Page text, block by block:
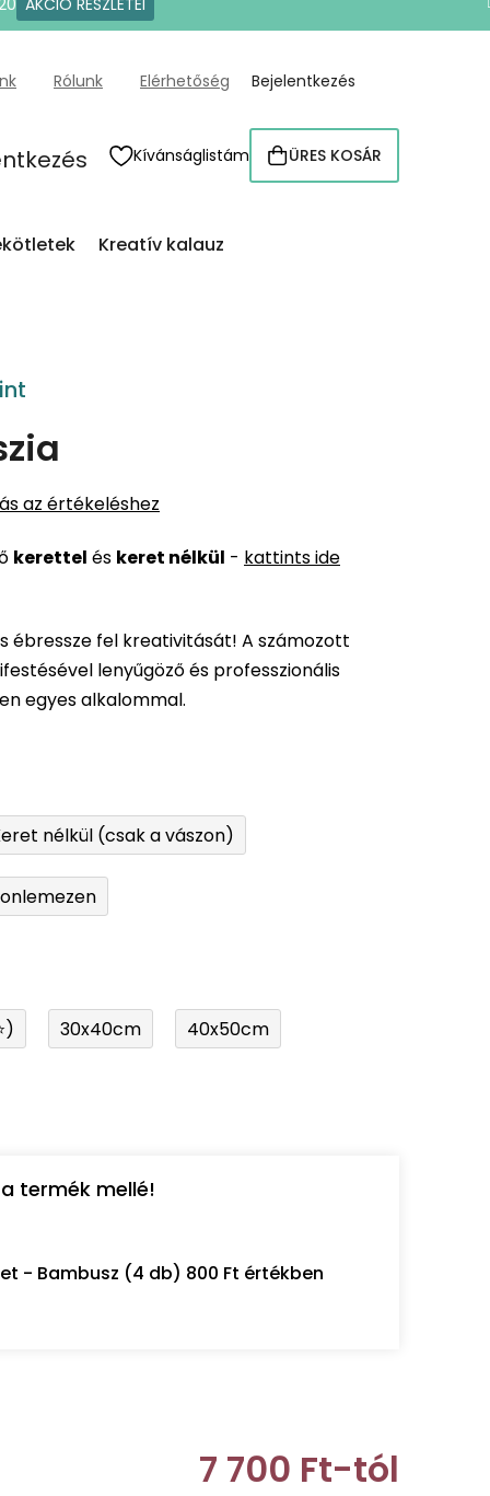
AKCIÓ RÉSZLETEI
Rólunk Elérhetőség Bejelentkezés
Kívánságlistám KOSÁR
ÜRES KOSÁR
Kreatív kalauz
az értékeléshez
kerettel és keret nélkül - kattints ide
ébressze fel kreativitását! A számozott
lenyűgöző és professzionális
egyes alkalommal.
nélkül (csak a vászon)
30x40cm 40x50cm
termék mellé!
- Bambusz (4 db) 800 Ft értékben
7 700 Ft-tól